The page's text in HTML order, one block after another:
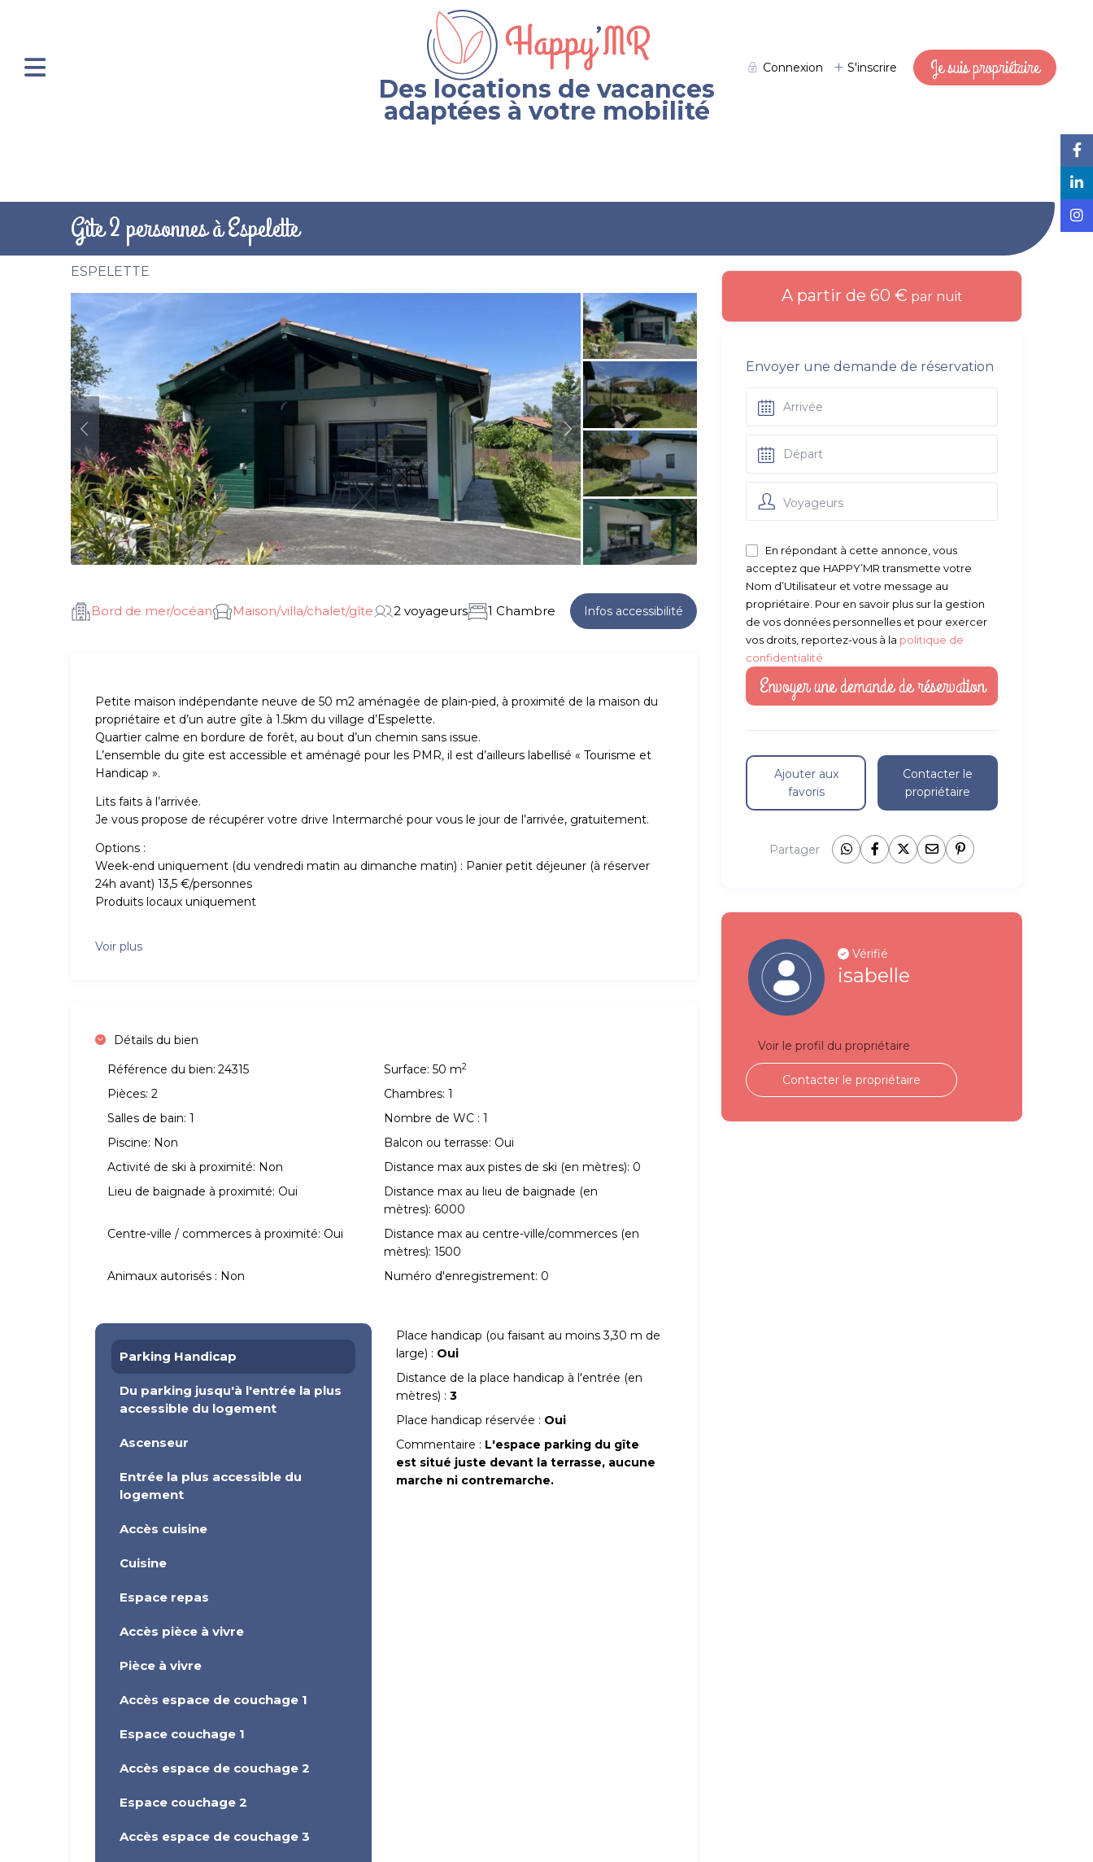
Des locations de vacances
adaptées à votre mobilité
Connexion S'inscrire Je suis propriétaire
Gîte 2 personnes à Espelette
ESPELETTE
Bord de mer/océan Maison/villa/chalet/gîte 2 voyageurs 1 Chambre Infos accessibilité
Petite maison indépendante neuve de 50 m2 aménagée de plain-pied, à proximité de la maison du
propriétaire et d’un autre gîte à 1.5km du village d’Espelette.
Quartier calme en bordure de forêt, au bout d’un chemin sans issue.
L’ensemble du gite est accessible et aménagé pour les PMR, il est d’ailleurs labellisé « Tourisme et
Handicap ».
Lits faits à l’arrivée.
Je vous propose de récupérer votre drive Intermarché pour vous le jour de l’arrivée, gratuitement.
Options :
Week-end uniquement (du vendredi matin au dimanche matin) : Panier petit déjeuner (à réserver
24h avant) 13,5 €/personnes
Produits locaux uniquement
Voir plus
Détails du bien
Référence du bien: 24315 Surface: 50 m2
Pièces: 2 Chambres: 1
Salles de bain: 1 Nombre de WC : 1
Piscine: Non Balcon ou terrasse: Oui
Activité de ski à proximité: Non Distance max aux pistes de ski (en mètres): 0
Lieu de baignade à proximité: Oui
Distance max au lieu de baignade (en
mètres): 6000
Centre-ville / commerces à proximité: Oui
Distance max au centre-ville/commerces (en
mètres): 1500
Animaux autorisés : Non Numéro d'enregistrement: 0
Parking Handicap
Du parking jusqu'à l'entrée la plus
accessible du logement
Ascenseur
Entrée la plus accessible du
logement
Accès cuisine
Cuisine
Espace repas
Accès pièce à vivre
Pièce à vivre
Accès espace de couchage 1
Espace couchage 1
Accès espace de couchage 2
Espace couchage 2
Accès espace de couchage 3
Place handicap (ou faisant au moins 3,30 m de
large) : Oui
Distance de la place handicap à l'entrée (en
mètres) : 3
Place handicap réservée : Oui
Commentaire : L'espace parking du gîte
est situé juste devant la terrasse, aucune
marche ni contremarche.
A partir de 60 € par nuit
Envoyer une demande de réservation
Voyageurs
En répondant à cette annonce, vous
acceptez que HAPPY’MR transmette votre
Nom d’Utilisateur et votre message au
propriétaire. Pour en savoir plus sur la gestion
de vos données personnelles et pour exercer
vos droits, reportez-vous à la politique de
confidentialité
Ajouter aux
favoris
Contacter le
propriétaire
Partager
Vérifié
isabelle
Voir le profil du propriétaire
Contacter le propriétaire